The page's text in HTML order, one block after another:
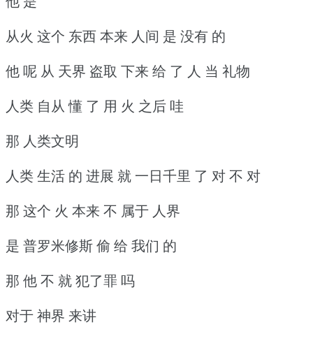
从火 这个 东西 本来 人间 是 没有 的
他 呢 从 天界 盗取 下来 给 了 人 当 礼物
人类 自从 懂 了 用 火 之后 哇
那 人类文明
人类 生活 的 进展 就 一日千里 了 对 不 对
那 这个 火 本来 不 属于 人界
是 普罗米修斯 偷 给 我们 的
那 他 不 就 犯了罪 吗
对于 神界 来讲